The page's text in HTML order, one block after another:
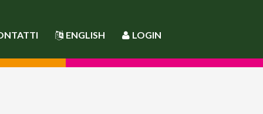
ENGLISH LOGIN